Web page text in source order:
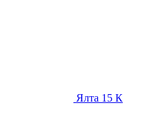
Ялта 15 К